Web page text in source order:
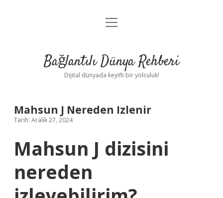
Anasayfa
Yasal Uyarı
menüyü
Bağlantılı Dünya Rehberi
Dijital dünyada keyifli bir yolculuk!
Mahsun J Nereden Izlenir
Tarih: Aralık 27, 2024
Mahsun J dizisini
nereden